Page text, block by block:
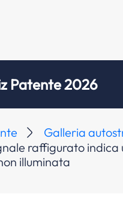
Patente 2026
Galleria
raffigurato indica
illuminata